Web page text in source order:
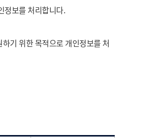
정보를 처리합니다.
기 위한 목적으로 개인정보를 처